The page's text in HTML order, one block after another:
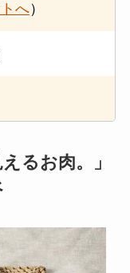
へ）
るお肉。」